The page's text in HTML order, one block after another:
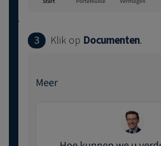
3 Klik op Documenten.